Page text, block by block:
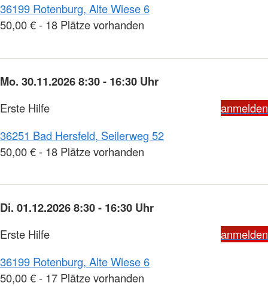
36199 Rotenburg, Alte Wiese 6
50,00 € - 18 Plätze vorhanden
Mo. 30.11.2026 8:30 - 16:30 Uhr
Erste Hilfe
anmelden
36251 Bad Hersfeld, Seilerweg 52
50,00 € - 18 Plätze vorhanden
Di. 01.12.2026 8:30 - 16:30 Uhr
Erste Hilfe
anmelden
36199 Rotenburg, Alte Wiese 6
50,00 € - 17 Plätze vorhanden